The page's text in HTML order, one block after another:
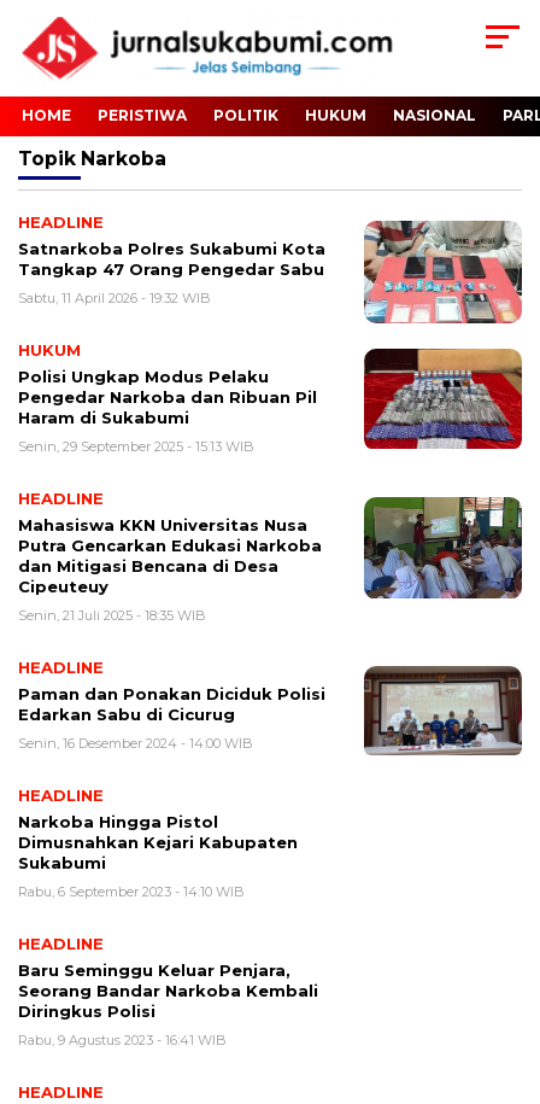
HOME PERISTIWA POLITIK HUKUM NASIONAL
Topik Narkoba
HEADLINE
Satnarkoba Polres Sukabumi Kota
Tangkap 47 Orang Pengedar Sabu
Sabtu, 11 April 2026 - 19:32 WIB
HUKUM
Polisi Ungkap Modus Pelaku
Pengedar Narkoba dan Ribuan Pil
Haram di Sukabumi
Senin, 29 September 2025 - 15:13 WIB
HEADLINE
Mahasiswa KKN Universitas Nusa
Putra Gencarkan Edukasi Narkoba
dan Mitigasi Bencana di Desa
Cipeuteuy
Senin, 21 Juli 2025 - 18:35 WIB
HEADLINE
Paman dan Ponakan Diciduk Polisi
Edarkan Sabu di Cicurug
Senin, 16 Desember 2024 - 14:00 WIB
HEADLINE
Narkoba Hingga Pistol
Dimusnahkan Kejari Kabupaten
Sukabumi
Rabu, 6 September 2023 - 14:10 WIB
HEADLINE
Baru Seminggu Keluar Penjara,
Seorang Bandar Narkoba Kembali
Diringkus Polisi
Rabu, 9 Agustus 2023 - 16:41 WIB
HEADLINE